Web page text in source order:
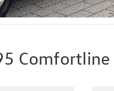
Comfortline